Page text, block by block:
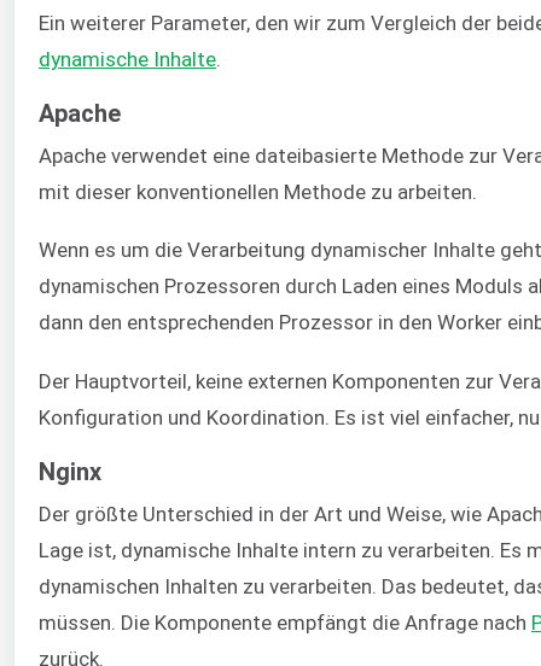
Ein weiterer Parameter, den wir zum Vergleich der
dynamische Inhalte
Apache
Apache verwendet eine dateibasierte Methode zur
mit dieser konventionellen Methode zu arbeiten.
Wenn es um die Verarbeitung dynamischer Inhalte
dynamischen Prozessoren durch Laden eines Moduls
dann den entsprechenden Prozessor in den Worker
Der Hauptvorteil, keine externen Komponenten zur
Konfiguration und Koordination. Es ist viel einfacher,
Nginx
Der größte Unterschied in der Art und Weise, wie
Lage ist, dynamische Inhalte intern zu verarbeiten. Es
dynamischen Inhalten zu verarbeiten. Das bedeutet,
müssen. Die Komponente empfängt die Anfrage nach
zurück.